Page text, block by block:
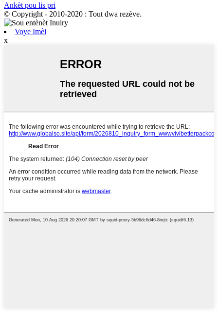
Ankèt pou lis pri
© Copyright - 2010-2020 : Tout dwa rezève.
Voye Imèl
x